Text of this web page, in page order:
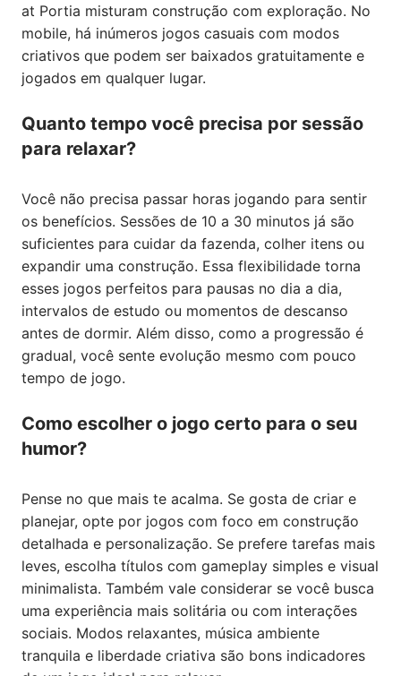
at Portia misturam construção com exploração. No
mobile, há inúmeros jogos casuais com modos
criativos que podem ser baixados gratuitamente e
jogados em qualquer lugar.
Quanto tempo você precisa por sessão
para relaxar?
Você não precisa passar horas jogando para sentir
os benefícios. Sessões de 10 a 30 minutos já são
suficientes para cuidar da fazenda, colher itens ou
expandir uma construção. Essa flexibilidade torna
esses jogos perfeitos para pausas no dia a dia,
intervalos de estudo ou momentos de descanso
antes de dormir. Além disso, como a progressão é
gradual, você sente evolução mesmo com pouco
tempo de jogo.
Como escolher o jogo certo para o seu
humor?
Pense no que mais te acalma. Se gosta de criar e
planejar, opte por jogos com foco em construção
detalhada e personalização. Se prefere tarefas mais
leves, escolha títulos com gameplay simples e visual
minimalista. Também vale considerar se você busca
uma experiência mais solitária ou com interações
sociais. Modos relaxantes, música ambiente
tranquila e liberdade criativa são bons indicadores